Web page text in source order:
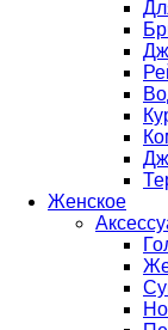
Женское